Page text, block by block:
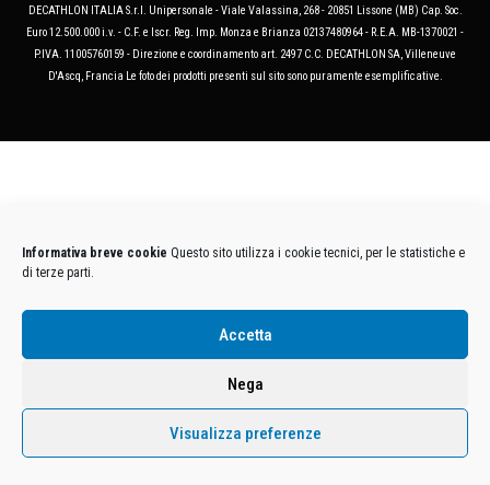
Informativa breve cookie Questo sito utilizza i cookie tecnici, per le statistiche e
di terze parti.
Accetta
Nega
Visualizza preferenze
DECATHLON ITALIA S.r.l. Unipersonale - Viale Valassina, 268 - 20851 Lissone (MB) Cap. Soc.
Euro 12.500.000 i.v. - C.F. e Iscr. Reg. Imp. Monza e Brianza 02137480964 - R.E.A. MB-1370021 -
P.IVA. 11005760159 - Direzione e coordinamento art. 2497 C.C. DECATHLON SA, Villeneuve
D'Ascq, Francia Le foto dei prodotti presenti sul sito sono puramente esemplificative.